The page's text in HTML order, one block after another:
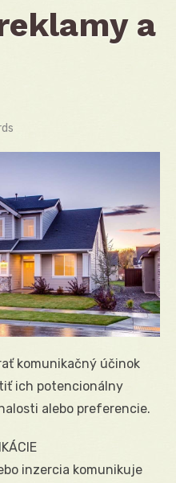
a
komunikačný účinok
ich potencionálny
alebo preferencie.
inzercia komunikuje